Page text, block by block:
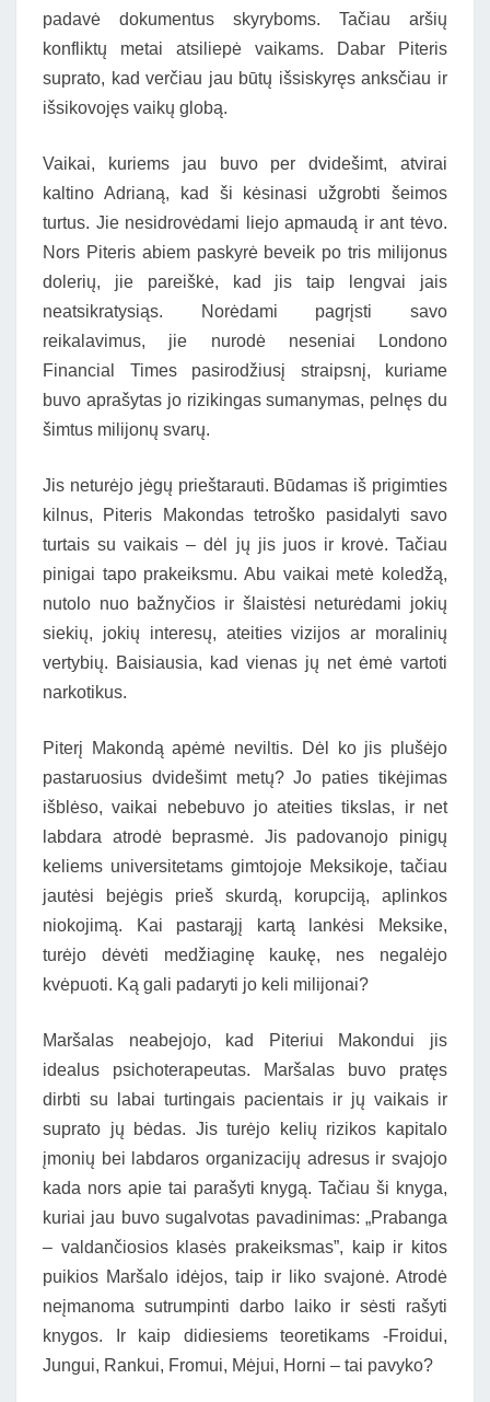
padavė dokumentus skyryboms. Tačiau aršių
konfliktų metai atsiliepė vaikams. Dabar Piteris
suprato, kad verčiau jau būtų išsiskyręs anksčiau ir
išsikovojęs vaikų globą.
Vaikai, kuriems jau buvo per dvidešimt, atvirai
kaltino Adrianą, kad ši kėsinasi užgrobti šeimos
turtus. Jie nesidrovėdami liejo apmaudą ir ant tėvo.
Nors Piteris abiem paskyrė beveik po tris milijonus
dolerių, jie pareiškė, kad jis taip lengvai jais
neatsikratysiąs. Norėdami pagrįsti savo
reikalavimus, jie nurodė neseniai Londono
Financial Times pasirodžiusį straipsnį, kuriame
buvo aprašytas jo rizikingas sumanymas, pelnęs du
šimtus milijonų svarų.
Jis neturėjo jėgų prieštarauti. Būdamas iš prigimties
kilnus, Piteris Makondas tetroško pasidalyti savo
turtais su vaikais – dėl jų jis juos ir krovė. Tačiau
pinigai tapo prakeiksmu. Abu vaikai metė koledžą,
nutolo nuo bažnyčios ir šlaistėsi neturėdami jokių
siekių, jokių interesų, ateities vizijos ar moralinių
vertybių. Baisiausia, kad vienas jų net ėmė vartoti
narkotikus.
Piterį Makondą apėmė neviltis. Dėl ko jis plušėjo
pastaruosius dvidešimt metų? Jo paties tikėjimas
išblėso, vaikai nebebuvo jo ateities tikslas, ir net
labdara atrodė beprasmė. Jis padovanojo pinigų
keliems universitetams gimtojoje Meksikoje, tačiau
jautėsi bejėgis prieš skurdą, korupciją, aplinkos
niokojimą. Kai pastarąjį kartą lankėsi Meksike,
turėjo dėvėti medžiaginę kaukę, nes negalėjo
kvėpuoti. Ką gali padaryti jo keli milijonai?
Maršalas neabejojo, kad Piteriui Makondui jis
idealus psichoterapeutas. Maršalas buvo pratęs
dirbti su labai turtingais pacientais ir jų vaikais ir
suprato jų bėdas. Jis turėjo kelių rizikos kapitalo
įmonių bei labdaros organizacijų adresus ir svajojo
kada nors apie tai parašyti knygą. Tačiau ši knyga,
kuriai jau buvo sugalvotas pavadinimas: „Prabanga
– valdančiosios klasės prakeiksmas”, kaip ir kitos
puikios Maršalo idėjos, taip ir liko svajonė. Atrodė
neįmanoma sutrumpinti darbo laiko ir sėsti rašyti
knygos. Ir kaip didiesiems teoretikams -Froidui,
Jungui, Rankui, Fromui, Mėjui, Horni – tai pavyko?